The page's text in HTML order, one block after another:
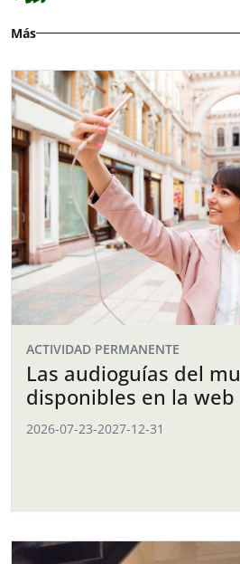
Más
ACTIVIDAD PERMANENTE
Las audioguías del
disponibles en la web
2026-07-23-2027-12-31